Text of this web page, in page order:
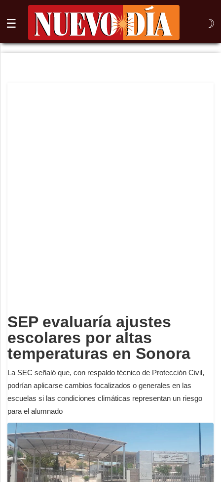
☰ ☽
⌕
SEP evaluaría ajustes
escolares por altas
temperaturas en Sonora
La SEC señaló que, con respaldo técnico de Protección Civil,
podrían aplicarse cambios focalizados o generales en las
escuelas si las condiciones climáticas representan un riesgo
para el alumnado